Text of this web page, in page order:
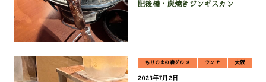
肥後橋・炭焼きジンギスカン
もりのまの森グルメ ランチ 大阪
2023年7月2日